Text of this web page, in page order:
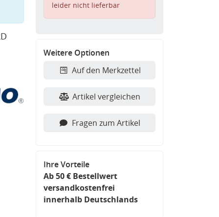
leider nicht lieferbar
Weitere Optionen
Auf den Merkzettel
Artikel vergleichen
Fragen zum Artikel
Ihre Vorteile
Ab 50 € Bestellwert
versandkostenfrei
innerhalb Deutschlands